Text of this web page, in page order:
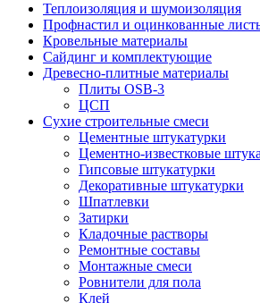
Теплоизоляция и шумоизоляция
Профнастил и оцинкованные
Кровельные материалы
Сайдинг и комплектующие
Древесно-плитные материалы
Плиты OSB-3
ЦСП
Сухие строительные смеси
Цементные штукатурки
Цементно-известковые
Гипсовые штукатурки
Декоративные штукатурки
Шпатлевки
Затирки
Кладочные растворы
Ремонтные составы
Монтажные смеси
Ровнители для пола
Клей